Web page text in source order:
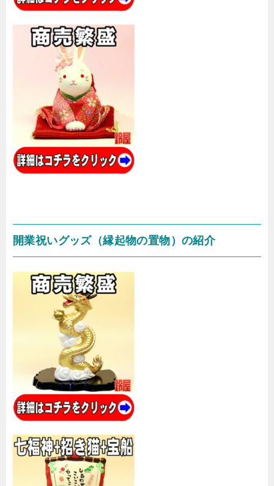
開業祝いグッズ（縁起物の置物）の紹介